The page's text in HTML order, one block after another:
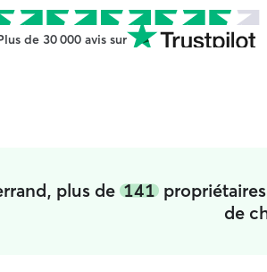
de 30 000 avis sur
plus de141
de